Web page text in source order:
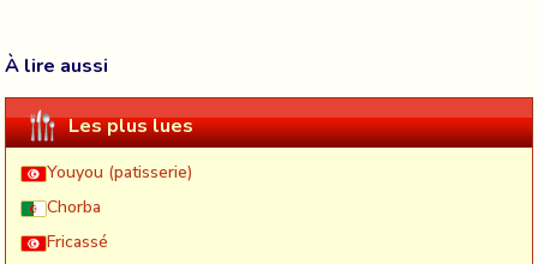
À lire aussi
Les plus lues
Youyou (patisserie)
Chorba
Fricassé